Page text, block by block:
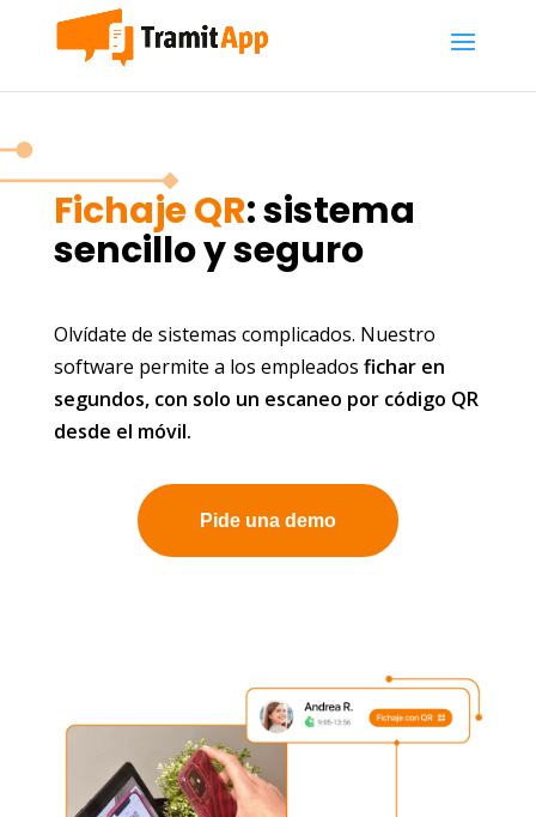
Fichaje QR: sistema
sencillo y seguro
Olvídate de sistemas complicados. Nuestro
software permite a los empleados fichar en
segundos, con solo un escaneo por código QR
desde el móvil.
Pide una demo